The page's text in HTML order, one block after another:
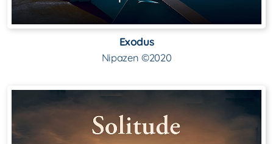
Exodus
Nipazen ©2020